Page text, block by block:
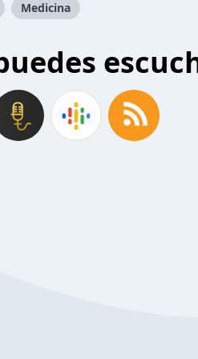
Medicina